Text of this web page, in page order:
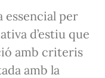
essencial per
d’estiu que
amb criteris
amb la